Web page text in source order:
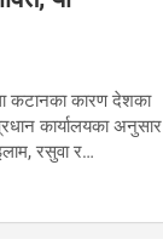
कटानका कारण देशका
कार्यालयका अनुसार
रसुवा र…